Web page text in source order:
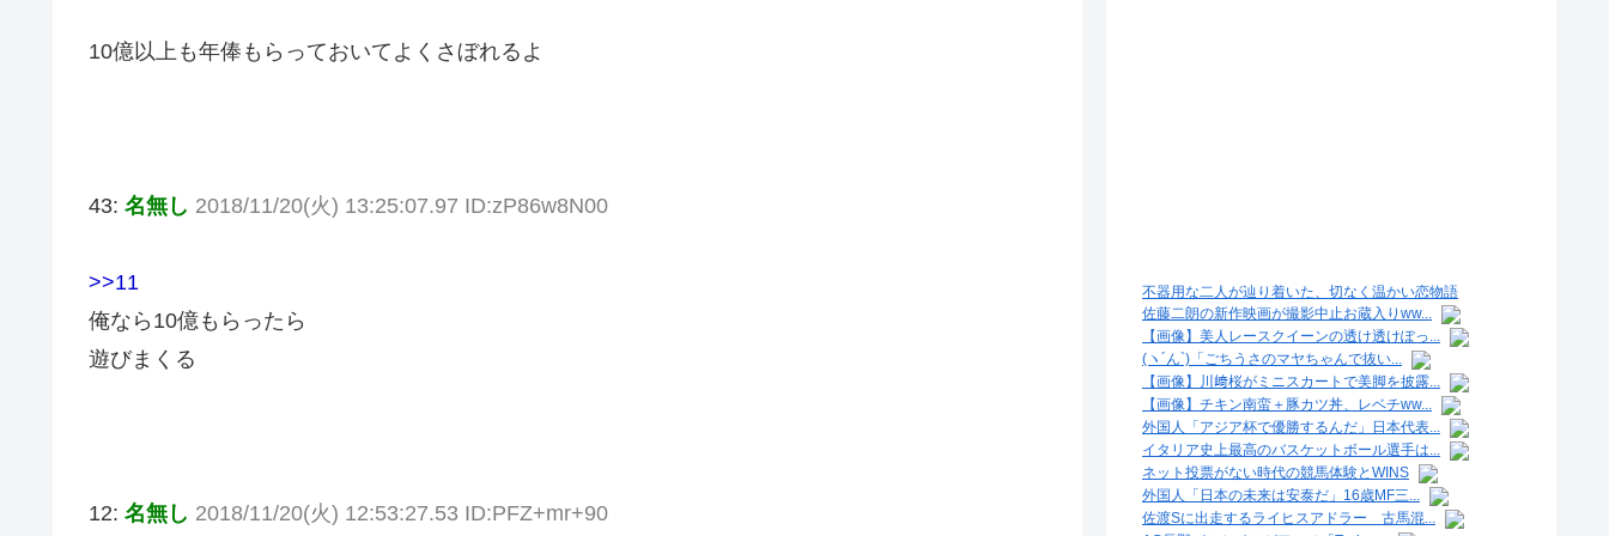
10億以上も年俸もらっておいてよくさぼれるよ
43: 名無し 2018/11/20(火) 13:25:07.97 ID:zP86w8N00
>>11
俺なら10億もらったら
遊びまくる
12: 名無し 2018/11/20(火) 12:53:27.53 ID:PFZ+mr+90
不器用な二人が辿り着いた、切なく温かい恋物語
佐藤二朗の新作映画が撮影中止お蔵入りww...
【画像】美人レースクイーンの透け透けぽっ...
(ヽ´ん`)「ごちうさのマヤちゃんで抜い...
【画像】川﨑桜がミニスカートで美脚を披露...
【画像】チキン南蛮＋豚カツ丼、レベチww...
外国人「アジア杯で優勝するんだ」日本代表...
イタリア史上最高のバスケットボール選手は...
ネット投票がない時代の競馬体験とWINS
外国人「日本の未来は安泰だ」16歳MF三...
佐渡Sに出走するライヒスアドラー 古馬混...